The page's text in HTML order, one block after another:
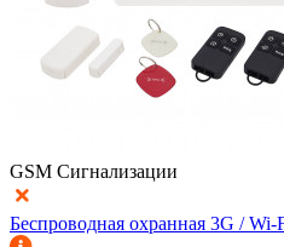
GSM Сигнализации
Беспроводная охранная 3G /